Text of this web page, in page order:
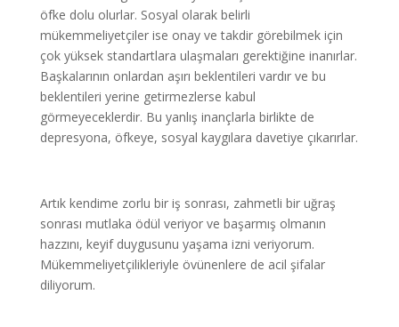
öfke dolu olurlar. Sosyal olarak belirli
mükemmeliyetçiler ise onay ve takdir görebilmek için
çok yüksek standartlara ulaşmaları gerektiğine inanırlar.
Başkalarının onlardan aşırı beklentileri vardır ve bu
beklentileri yerine getirmezlerse kabul
görmeyeceklerdir. Bu yanlış inançlarla birlikte de
depresyona, öfkeye, sosyal kaygılara davetiye çıkarırlar.
Artık kendime zorlu bir iş sonrası, zahmetli bir uğraş
sonrası mutlaka ödül veriyor ve başarmış olmanın
hazzını, keyif duygusunu yaşama izni veriyorum.
Mükemmeliyetçilikleriyle övünenlere de acil şifalar
diliyorum.